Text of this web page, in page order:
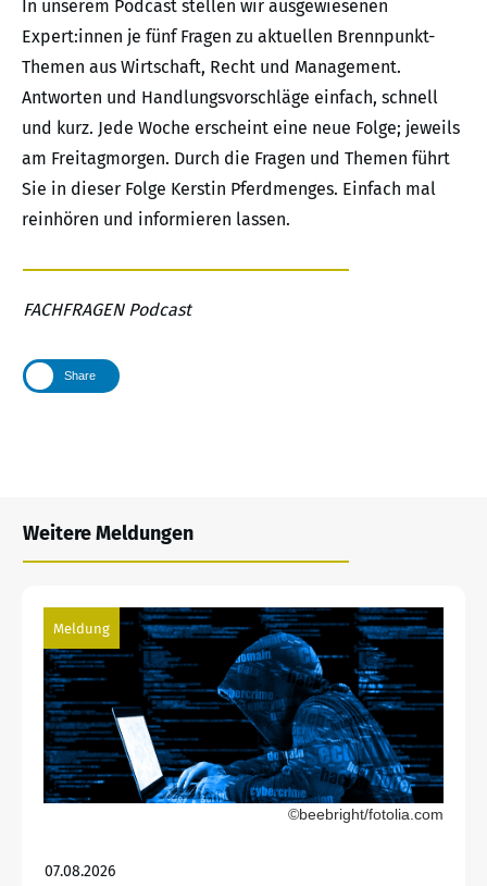
In unserem Podcast stellen wir ausgewiesenen
Expert:innen je fünf Fragen zu aktuellen Brennpunkt-
Themen aus Wirtschaft, Recht und Management.
Antworten und Handlungsvorschläge einfach, schnell
und kurz. Jede Woche erscheint eine neue Folge; jeweils
am Freitagmorgen. Durch die Fragen und Themen führt
Sie in dieser Folge Kerstin Pferdmenges. Einfach mal
reinhören und informieren lassen.
FACHFRAGEN Podcast
Share
Weitere Meldungen
Meldung
©beebright/fotolia.com
07.08.2026